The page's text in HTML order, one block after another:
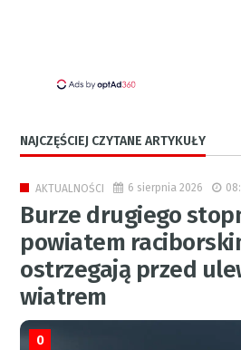
NAJCZĘŚCIEJ CZYTANE ARTYKUŁY
AKTUALNOŚCI 6 sierpnia 2026
Burze drugiego
powiatem
ostrzegają przed
wiatrem
0